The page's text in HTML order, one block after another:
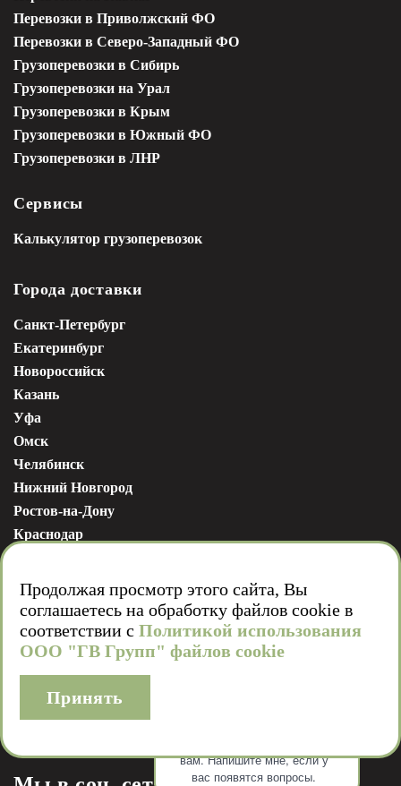
вам. Напишите мне, если у
вас появятся вопросы.
Перевозки в Приволжский ФО
Перевозки в Северо-Западный ФО
Грузоперевозки в Сибирь
Грузоперевозки на Урал
Грузоперевозки в Крым
Грузоперевозки в Южный ФО
Грузоперевозки в ЛНР
Сервисы
Калькулятор грузоперевозок
Города доставки
Санкт-Петербург
Екатеринбург
Новороссийск
Казань
Уфа
Омск
Челябинск
Нижний Новгород
Ростов-на-Дону
Краснодар
Волгоград
Воронеж
Красноярск
Тюмень
Продолжая просмотр этого сайта, Вы
соглашаетесь на обработку файлов cookie в
соответствии с Политикой использования
ООО "ГВ Групп" файлов cookie